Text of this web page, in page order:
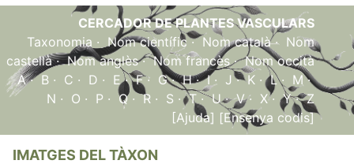
CERCADOR DE PLANTES VASCULARS
Taxonomia · Nom científic·Nom català· Nom
castellà·Nom anglès·Nom francès·Nom occità
A·B · C · D · E·F· G·H·I· J ·K ·L· M·
N · O · P · Q·R · S ·T ·U·V· X·Y·Z
[Ajuda] [Ensenya codis]
IMATGES DEL TÀXON